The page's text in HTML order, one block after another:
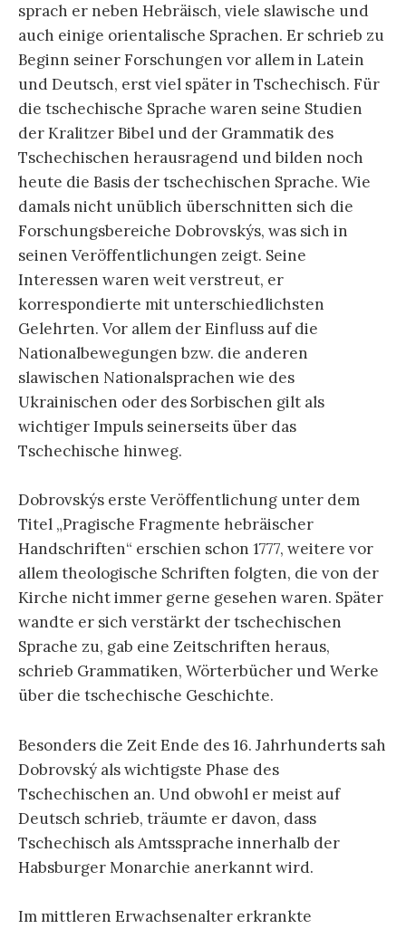
sprach er neben Hebräisch, viele slawische und
auch einige orientalische Sprachen. Er schrieb zu
Beginn seiner Forschungen vor allem in Latein
und Deutsch, erst viel später in Tschechisch. Für
die tschechische Sprache waren seine Studien
der Kralitzer Bibel und der Grammatik des
Tschechischen herausragend und bilden noch
heute die Basis der tschechischen Sprache. Wie
damals nicht unüblich überschnitten sich die
Forschungsbereiche Dobrovskýs, was sich in
seinen Veröffentlichungen zeigt. Seine
Interessen waren weit verstreut, er
korrespondierte mit unterschiedlichsten
Gelehrten. Vor allem der Einfluss auf die
Nationalbewegungen bzw. die anderen
slawischen Nationalsprachen wie des
Ukrainischen oder des Sorbischen gilt als
wichtiger Impuls seinerseits über das
Tschechische hinweg.
Dobrovskýs erste Veröffentlichung unter dem
Titel „Pragische Fragmente hebräischer
Handschriften“ erschien schon 1777, weitere vor
allem theologische Schriften folgten, die von der
Kirche nicht immer gerne gesehen waren. Später
wandte er sich verstärkt der tschechischen
Sprache zu, gab eine Zeitschriften heraus,
schrieb Grammatiken, Wörterbücher und Werke
über die tschechische Geschichte.
Besonders die Zeit Ende des 16. Jahrhunderts sah
Dobrovský als wichtigste Phase des
Tschechischen an. Und obwohl er meist auf
Deutsch schrieb, träumte er davon, dass
Tschechisch als Amtssprache innerhalb der
Habsburger Monarchie anerkannt wird.
Im mittleren Erwachsenalter erkrankte